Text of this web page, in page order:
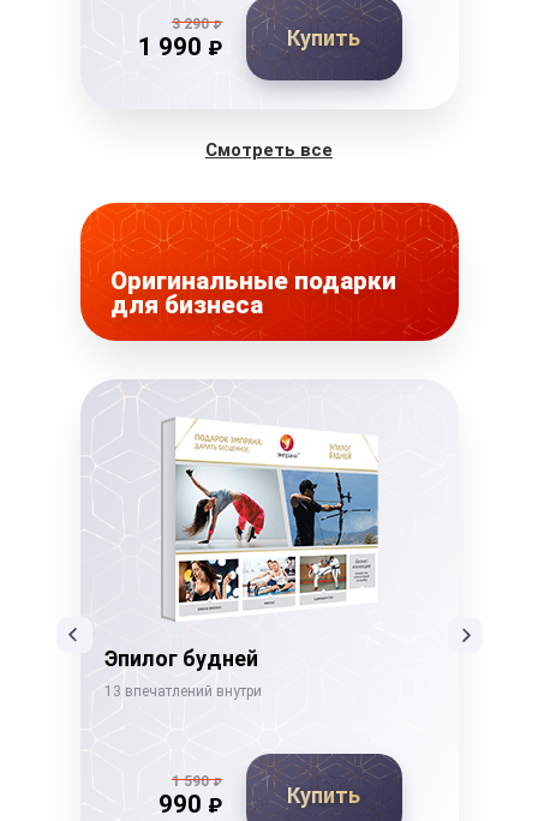
3 290₽
1 990 ₽ Купить
Смотреть все
Оригинальные подарки
для бизнеса
Эпилог будней
13 впечатлений внутри
1 590₽
990 ₽ Купить